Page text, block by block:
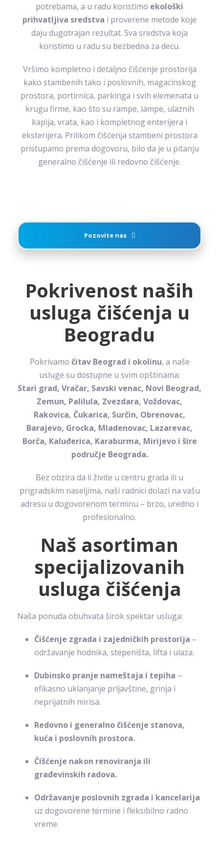
potrebama, a u radu koristimo ekološki
prihvatljiva sredstva i proverene metode koje
daju dugotrajan rezultat. Sva sredstva koja
koristimo u radu su bezbedna za decu.
Vršimo kompletno i detaljno čišćenje prostorija
kako stambenih tako i poslovnih, magacinskog
prostora, portirnica, parkinga i svih elemenata u
krugu firme, kao što su rampe, lampe, ulaznih
kapija, vrata, kao i kompletnog enterijera i
eksterijera. Prilikom čišćenja stambeni prostora
pristupamo prema dogovoru, bilo da je u pitanju
generalno čišćenje ili redovno čišćenje.
Pozovite nas
Pokrivenost naših
usluga čišćenja u
Beogradu
Pokrivamo čitav Beograd i okolinu, a naše
usluge su dostupne u svim opštinama:
Stari grad, Vračar, Savski venac, Novi Beograd,
Zemun, Palilula, Zvezdara, Voždovac,
Rakovica, Čukarica, Surčin, Obrenovac,
Barajevo, Grocka, Mladenovac, Lazarevac,
Borča, Kaluđerica, Karaburma, Mirijevo i šire
područje Beograda.
Bez obzira da li živite u centru grada ili u
prigradskim naseljima, naši radnici dolazi na vašu
adresu u dogovorenom terminu – brzo, uredno i
profesionalno.
Naš asortiman
specijalizovanih
usluga čišćenja
Naša ponuda obuhvata širok spektar usluga:
Čišćenje zgrada i zajedničkih prostorija –
održavanje hodnika, stepeništa, lifta i ulaza.
Dubinsko pranje nameštaja i tepiha –
efikasno uklanjanje prljavštine, grinja i
neprijatnih mirisa.
Redovno i generalno čišćenje stanova,
kuća i poslovnih prostora.
Čišćenje nakon renoviranja ili
građevinskih radova.
Održavanje poslovnih zgrada i kancelarija
uz dogovorene termine i fleksibilno radno
vreme.